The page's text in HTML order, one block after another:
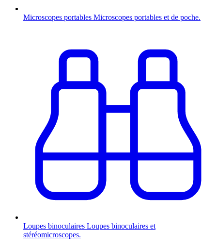
Microscopes portables Microscopes portables et de poche.
Loupes binoculaires Loupes binoculaires et
stéréomicroscopes.